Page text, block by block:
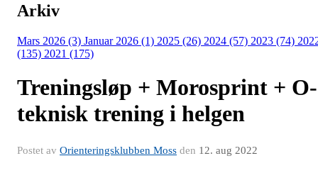
Arkiv
Mars 2026 (3) Januar 2026 (1) 2025 (26) 2024 (57) 2023 (74)
(135) 2021 (175)
Treningsløp + Morosprint + O-
teknisk trening i helgen
Postet av Orienteringsklubben Moss den 12. aug 2022